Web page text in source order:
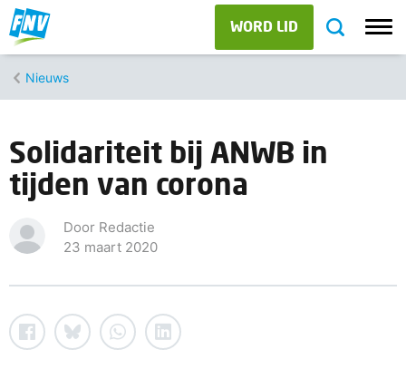
WORD LID
Nieuws
Solidariteit bij ANWB in
tijden van corona
Door Redactie
23 maart 2020